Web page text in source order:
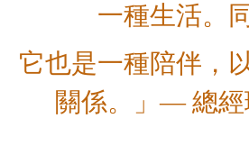
一種生活。
它也是一種陪伴，
關係。」— 總經